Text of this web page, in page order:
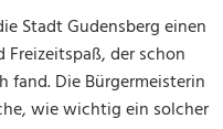
Stadt Gudensberg einen
der schon
fand. Die Bürgermeisterin
wie wichtig ein solcher